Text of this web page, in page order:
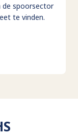
de spoorsector
te vinden.